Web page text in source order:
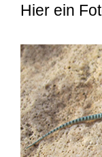
Hier ein